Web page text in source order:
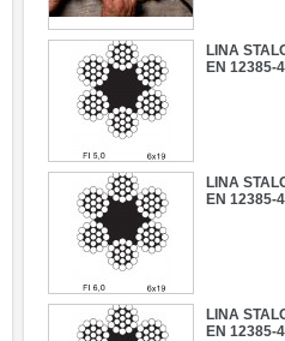
LINA
EN 12385-
LINA
EN 12385-
LINA
EN 12385-